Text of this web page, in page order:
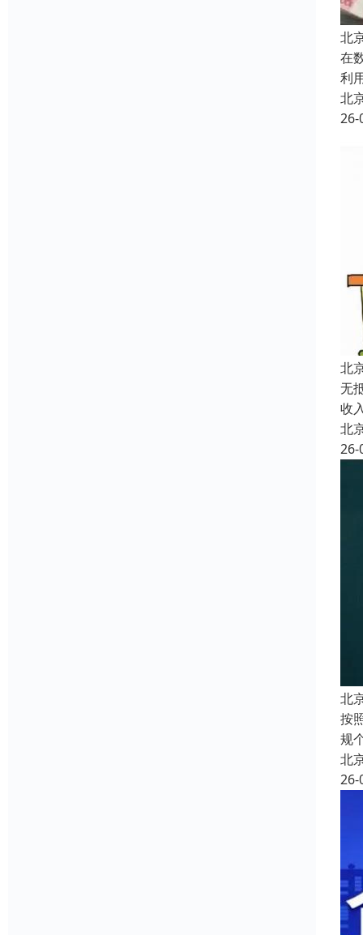
北
在
利
北
26-
北
无
收
北
26-
北
按
规
北
26-